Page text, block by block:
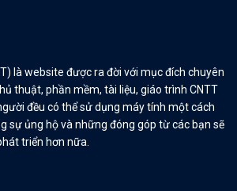
là website được ra đời với mục đích chuyên
thuật, phần mềm, tài liệu, giáo trình CNTT
đều có thể sử dụng máy tính một cách
sự ủng hộ và những đóng góp từ các bạn sẽ
triển hơn nữa.